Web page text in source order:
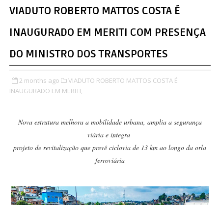
VIADUTO ROBERTO MATTOS COSTA É
INAUGURADO EM MERITI COM PRESENÇA
DO MINISTRO DOS TRANSPORTES
2 months ago
VIADUTO ROBERTO MATTOS COSTA É
INAUGURADO EM MERITI,
Nova estrutura melhora a mobilidade urbana, amplia a segurança
viária e integra
projeto de revitalização que prevê ciclovia de 13 km ao longo da orla
ferroviária